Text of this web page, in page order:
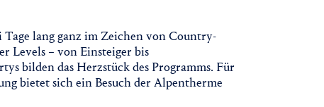
lang ganz im Zeichen von Country-
Levels – von Einsteiger bis
bilden das Herzstück des Programms. Für
bietet sich ein Besuch der Alpentherme